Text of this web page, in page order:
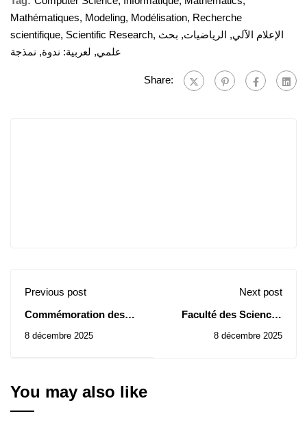
Mathématiques, Modeling, Modélisation, Recherche
scientifique, Scientific Research, الإعلام الآلي, الرياضيات, بحث
علمي, لعربية: ندوة, نمذجة
Share:
Previous post
Commémoration des
décembre 1960
8 décembre 2025
Next post
Faculté des Sciences
d’Attribution Provisoire
8 décembre 2025
You may also like